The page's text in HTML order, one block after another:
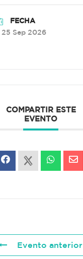
FECHA
25 Sep 2026
COMPARTIR ESTE
EVENTO
Evento anterior